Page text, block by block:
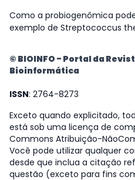
Como a probiogenômica
exemplo de Streptococcus
© BIOINFO - Portal da
Bioinformática
ISSN: 2764-8273
Exceto quando explicitado,
está sob uma licença de
Commons Atribuição-
Você pode utilizar qualquer
desde que inclua a citação
questão (exceto para fins